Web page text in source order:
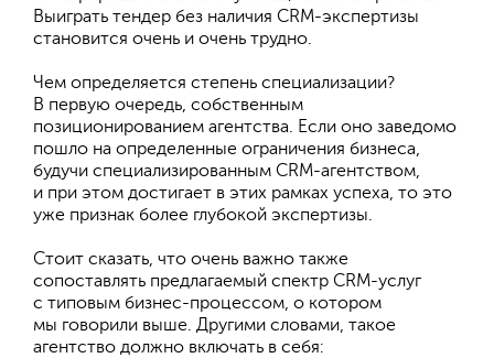
Выиграть тендер без наличия CRM-экспертизы
становится очень и очень трудно.
Чем определяется степень специализации?
В первую очередь, собственным
позиционированием агентства. Если оно заведомо
пошло на определенные ограничения бизнеса,
будучи специализированным CRM-агентством,
и при этом достигает в этих рамках успеха, то это
уже признак более глубокой экспертизы.
Стоит сказать, что очень важно также
сопоставлять предлагаемый спектр CRM-услуг
с типовым бизнес-процессом, о котором
мы говорили выше. Другими словами, такое
агентство должно включать в себя: